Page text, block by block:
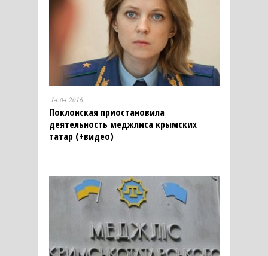
14.04.2016
Поклонская приостановила
деятельность меджлиса крымских
татар (+видео)